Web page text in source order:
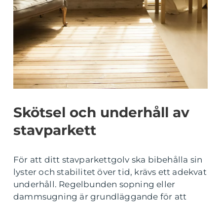
Skötsel och underhåll av
stavparkett
För att ditt stavparkettgolv ska bibehålla sin
lyster och stabilitet över tid, krävs ett adekvat
underhåll. Regelbunden sopning eller
dammsugning är grundläggande för att